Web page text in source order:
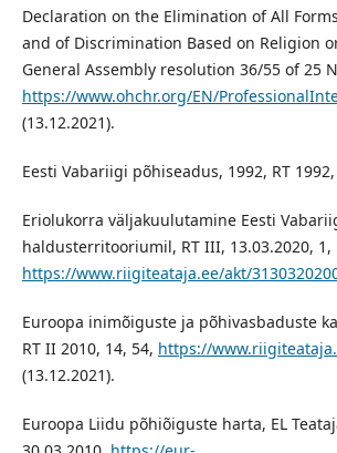
Declaration on the Elimination of All
and of Discrimination Based on Religion
General Assembly resolution 36/55 of 25
https://www.ohchr.org/EN/
(13.12.2021).
Eesti Vabariigi põhiseadus, 1992, RT
Eriolukorra väljakuulutamine Eesti
haldusterritooriumil, RT III, 13.03.2020, 1,
https://www.riigiteataja.ee/akt/
Euroopa inimõiguste ja põhivasbaduste
RT II 2010, 14, 54, https://
(13.12.2021).
Euroopa Liidu põhiõiguste harta, EL